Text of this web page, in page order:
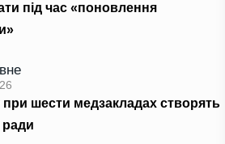
під час «поновлення
шести медзакладах створять
ради